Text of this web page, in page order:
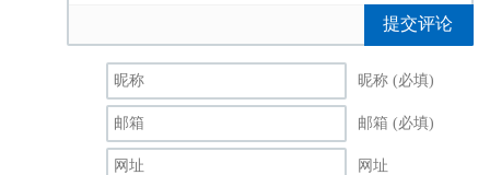
提交评论
昵称 (必填)
邮箱 (必填)
网址